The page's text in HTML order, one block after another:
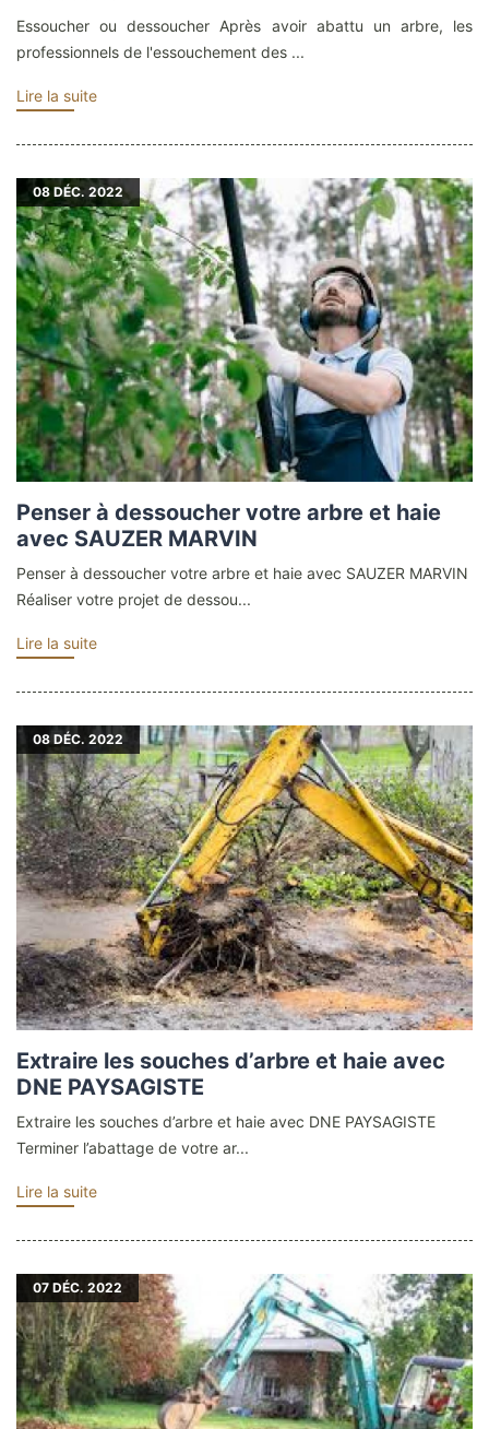
Essoucher ou dessoucher Après avoir abattu un arbre, les
professionnels de l'essouchement des ...
Lire la suite
08 DÉC. 2022
Penser à dessoucher votre arbre et haie
avec SAUZER MARVIN
Penser à dessoucher votre arbre et haie avec SAUZER MARVIN
Réaliser votre projet de dessou...
Lire la suite
08 DÉC. 2022
Extraire les souches d’arbre et haie avec
DNE PAYSAGISTE
Extraire les souches d’arbre et haie avec DNE PAYSAGISTE
Terminer l’abattage de votre ar...
Lire la suite
07 DÉC. 2022